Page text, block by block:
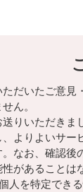
ただいたご意見
せん。
送りいただきま
、よりよいサー
。なお、確認後
性があることは
人を特定でき